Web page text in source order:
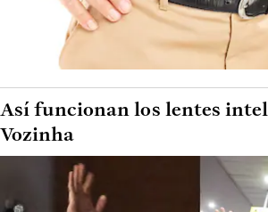
Así funcionan los lentes
Vozinha